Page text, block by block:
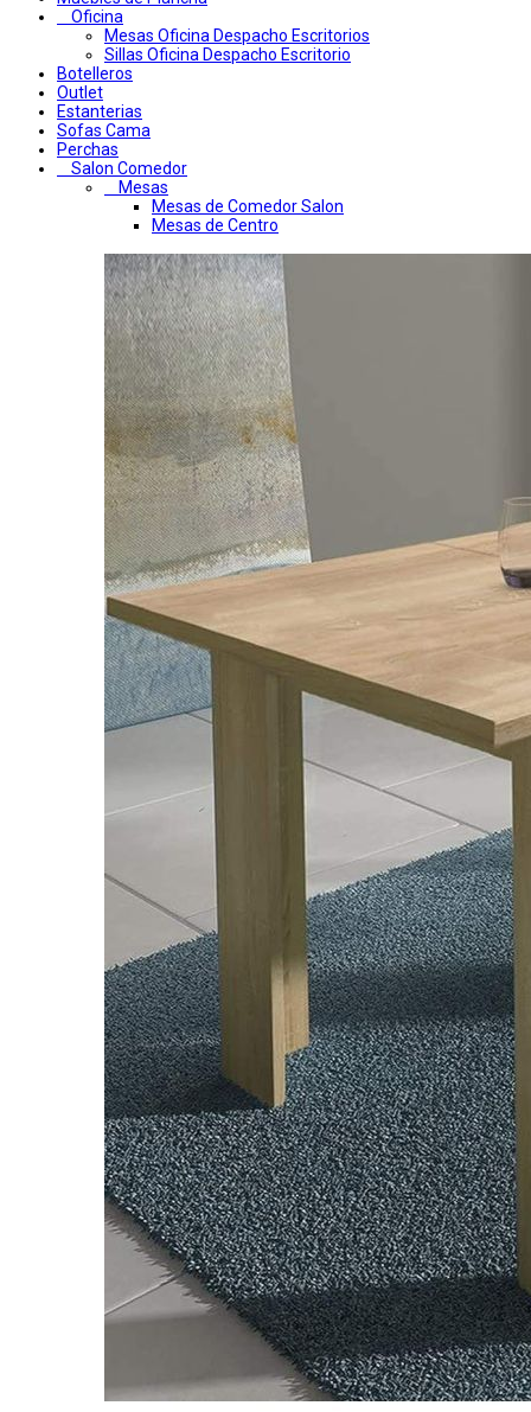
Oficina
Mesas Oficina Despacho Escritorios
Sillas Oficina Despacho Escritorio
Botelleros
Outlet
Estanterias
Sofas Cama
Perchas
Salon Comedor
Mesas
Mesas de Comedor Salon
Mesas de Centro